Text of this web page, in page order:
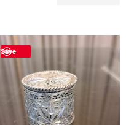
Save